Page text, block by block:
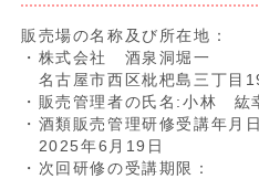
販売場の名称及び所在地：
・株式会社 酒泉洞堀一
名古屋市西区枇杷島三丁目
・販売管理者の氏名:小林 紘
・酒類販売管理研修受講年月日
2025年6月19日
・次回研修の受講期限：